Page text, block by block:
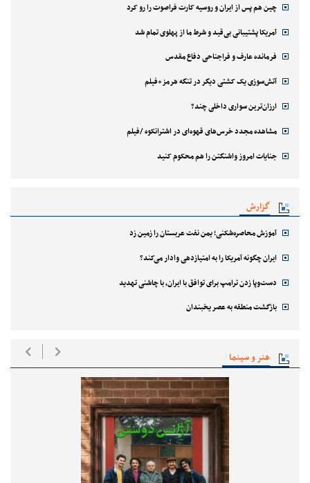
چین هم پس از ایران و روسیه کارت فراصوت را رو کرد
آمریکا پشتیبانی بی‌قید و شرط ما از پهلوی تمام شد
فرمانده عارف و فراجناحی دفاع مقدس
آتش‌سوزی یک کشتی دیگر در تنگه هرمز+فیلم
ارزان‌ترین سواری داخلی چند؟
مشاهده مجدد خرس‌های قهوه‌ای در اشترانکوه /فیلم
جنایات امروز واشنگتن را هم محکوم کنید
گزارش
آموزش محاصره‌شکنی؛ یمن نفت عربستان را زمین زد
ایران چگونه آمریکا را به امتیازدهی وادار می‌کند؟
دست‌وپا زدن ترامپ برای توافق با ایران، با چاشنی تهدید
بازگشت منطقه به عصر یخبندان
هنر و سینما